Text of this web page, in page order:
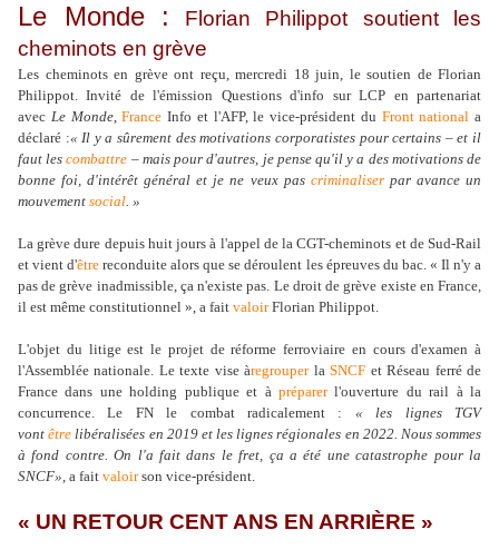
Le Monde : Florian Philippot soutient les
cheminots en grève
Les cheminots en grève ont reçu, mercredi 18 juin, le soutien de Florian
Philippot. Invité de l'émission Questions d'info sur LCP en partenariat
avec Le Monde,France Info et l'AFP, le vice-président du Front national a
déclaré :« Il y a sûrement des motivations corporatistes pour certains – et il
faut lescombattre – mais pour d'autres, je pense qu'il y a des motivations de
bonne foi, d'intérêt général et je ne veux pas criminaliserpar avance un
mouvement social. »
La grève dure depuis huit jours à l'appel de la CGT-cheminots et de Sud-Rail
et vient d'être reconduite alors que se déroulent les épreuves du bac. « Il n'y a
pas de grève inadmissible, ça n'existe pas. Le droit de grève existe en France,
il est même constitutionnel », a fait valoirFlorian Philippot.
L'objet du litige est le projet de réforme ferroviaire en cours d'examen à
l'Assemblée nationale. Le texte vise àregrouperlaSNCF et Réseau ferré de
France dans une holding publique et à préparerl'ouverture du rail à la
concurrence. Le FN le combat radicalement : « les lignes TGV
vontêtre libéralisées en 2019 et les lignes régionales en 2022. Nous sommes
à fond contre. On l'a fait dans le fret, ça a été une catastrophe pour la
SNCF», a fait valoirson vice-président.
« UN RETOUR CENT ANS EN ARRIÈRE »